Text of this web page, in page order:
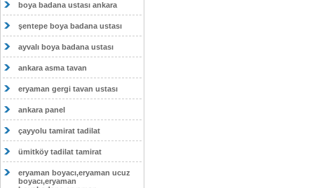
boya badana ustası ankara
şentepe boya badana ustası
ayvalı boya badana ustası
ankara asma tavan
eryaman gergi tavan ustası
ankara panel
çayyolu tamirat tadilat
ümitköy tadilat tamirat
eryaman boyacı,eryaman ucuz
boyacı,eryaman